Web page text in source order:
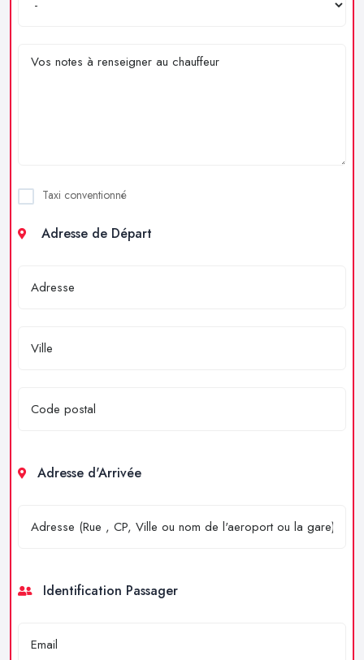
Taxi conventionné
Adresse de Départ
Adresse d'Arrivée
Identification Passager